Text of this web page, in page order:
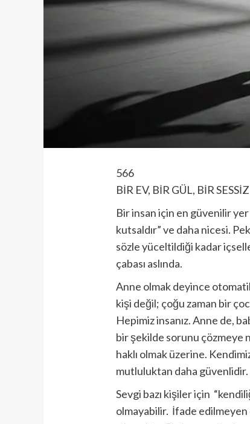
566
BİR EV, BİR GÜL, BİR
Bir insan için en güvenilir yer
kutsaldır” ve daha nicesi.
sözle yüceltildiği kadar
çabası aslında.
Anne olmak deyince
kişi değil; çoğu zaman bir
Hepimiz insanız. Anne de,
bir şekilde sorunu çözmeye
haklı olmak üzerine.
mutluluktan daha güvenlidir.
Sevgi bazı kişiler için
olmayabilir. İfade edilmeyen